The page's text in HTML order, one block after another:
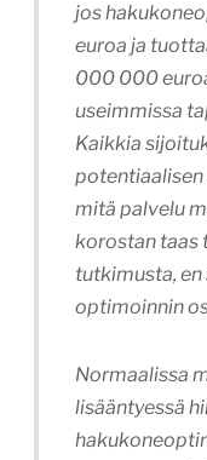
jos
euroa ja
000 000
useimmissa
Kaikkia
potentiaalisen
mitä palvelu
korostan taas
tutkimusta,
optimoinnin
Normaalissa
lisääntyessä